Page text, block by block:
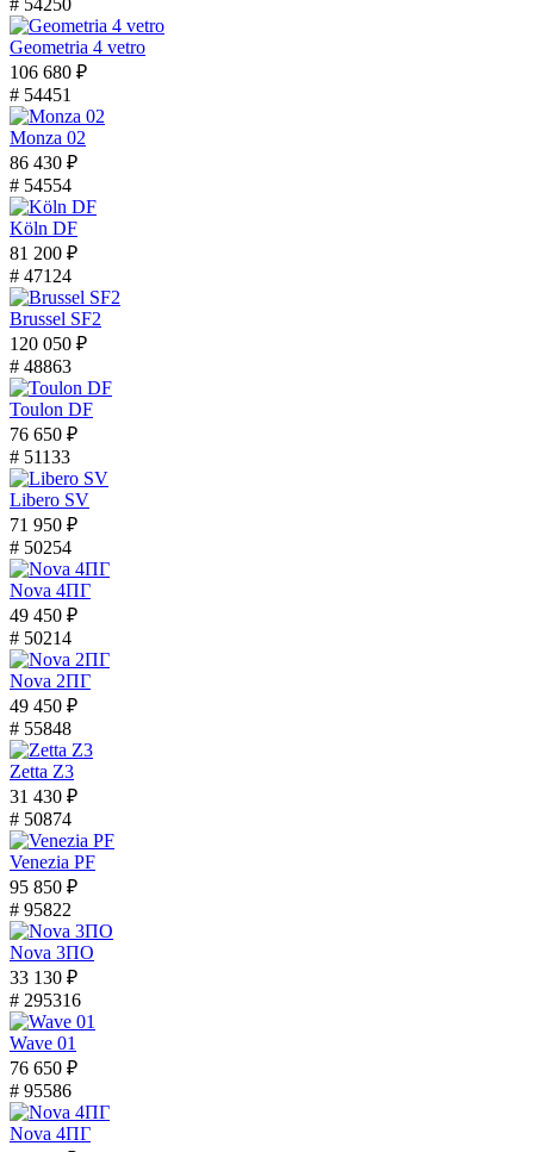
Geometria 4 vetro
106 680 ₽
# 54451
Monza 02
86 430 ₽
# 54554
Köln DF
81 200 ₽
# 47124
Brussel SF2
120 050 ₽
# 48863
Toulon DF
76 650 ₽
# 51133
Libero SV
71 950 ₽
# 50254
Nova 4ПГ
49 450 ₽
# 50214
Nova 2ПГ
49 450 ₽
# 55848
Zetta Z3
31 430 ₽
# 50874
Venezia PF
95 850 ₽
# 95822
Nova 3ПО
33 130 ₽
# 295316
Wave 01
76 650 ₽
# 95586
Nova 4ПГ